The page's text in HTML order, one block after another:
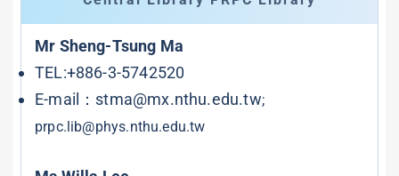
Mr Sheng-Tsung Ma
TEL:+886-3-5742520
E-mail： stma@mx.nthu.edu.tw;
prpc.lib@phys.nthu.edu.tw